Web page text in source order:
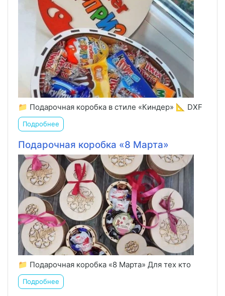
📁 Подарочная коробка в стиле «Киндер» 📐 DXF
Подробнее
Подарочная коробка «8 Марта»
📁 Подарочная коробка «8 Марта» Для тех кто
Подробнее